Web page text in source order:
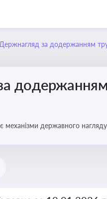
Держнагляд за додержанням
додержанням
механізми державного